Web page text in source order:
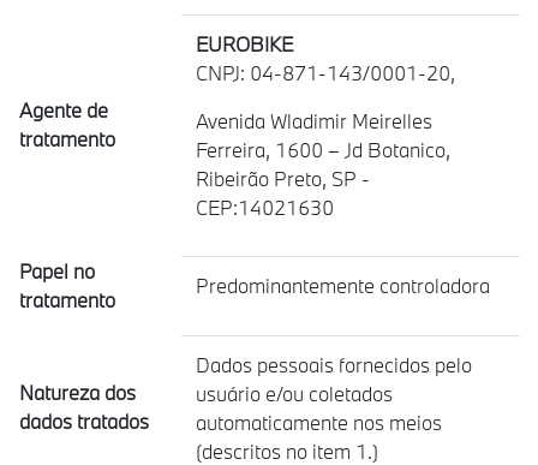
Agente de
tratamento
EUROBIKE
CNPJ: 04-871-143/0001-20,
Avenida Wladimir Meirelles
Ferreira, 1600 – Jd Botanico,
Ribeirão Preto, SP -
CEP:14021630
Papel no
tratamento
Predominantemente controladora
Natureza dos
dados tratados
Dados pessoais fornecidos pelo
usuário e/ou coletados
automaticamente nos meios
(descritos no item 1.)